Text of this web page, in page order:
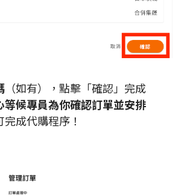
（如有），點擊「確認」完成
等候專員為你確認訂單並安排
完成代購程序！